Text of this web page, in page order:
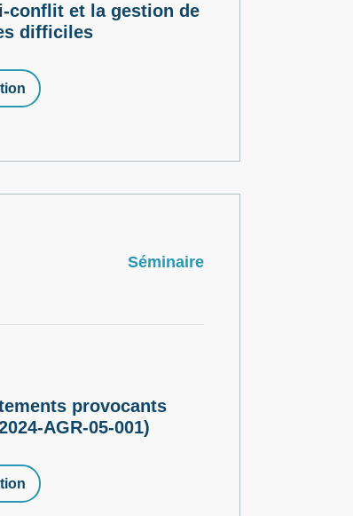
conflit et la gestion de
difficiles
Séminaire
provocants
AGR-05-001)